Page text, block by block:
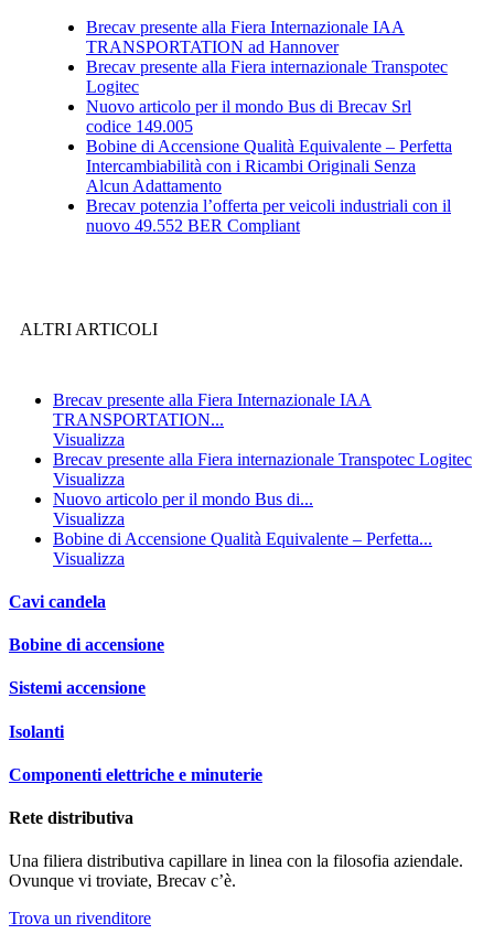
Brecav presente alla Fiera Internazionale IAA
TRANSPORTATION ad Hannover
Brecav presente alla Fiera internazionale Transpotec
Logitec
Nuovo articolo per il mondo Bus di Brecav Srl
codice 149.005
Bobine di Accensione Qualità Equivalente – Perfetta
Intercambiabilità con i Ricambi Originali Senza
Alcun Adattamento
Brecav potenzia l’offerta per veicoli industriali con il
nuovo 49.552 BER Compliant
ALTRI ARTICOLI
Brecav presente alla Fiera Internazionale IAA
TRANSPORTATION...
Visualizza
Brecav presente alla Fiera internazionale Transpotec Logitec
Visualizza
Nuovo articolo per il mondo Bus di...
Visualizza
Bobine di Accensione Qualità Equivalente – Perfetta...
Visualizza
Cavi candela
Bobine di accensione
Sistemi accensione
Isolanti
Componenti elettriche e minuterie
Rete distributiva
Una filiera distributiva capillare in linea con la filosofia aziendale.
Ovunque vi troviate, Brecav c’è.
Trova un rivenditore